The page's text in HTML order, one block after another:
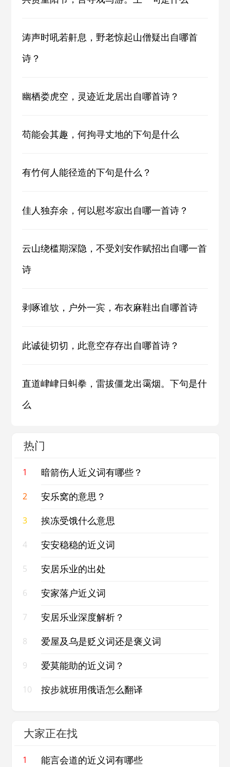
涛声时吼若鼾息，野老惊起山僧疑出自哪首
诗？
幽栖娄虎空，灵迹近龙居出自哪首诗？
苟能会其趣，何拘寻丈地的下句是什么
有竹何人能径造的下句是什么？
佳人独弃余，何以慰岑寂出自哪一首诗？
云山绕槛期深隐，不受刘安作赋招出自哪一首
诗
剥啄谁欤，户外一宾，布衣麻鞋出自哪首诗
此诚徒切切，此意空存存出自哪首诗？
直道峍峍日虯拳，雷拔僵龙出霭烟。下句是什
么
热门
1 暗箭伤人近义词有哪些？
2 安乐窝的意思？
3 挨冻受饿什么意思
4 安安稳稳的近义词
5 安居乐业的出处
6 安家落户近义词
7 安居乐业深度解析？
8 爱屋及乌是贬义词还是褒义词
9 爱莫能助的近义词？
10 按步就班用俄语怎么翻译
大家正在找
1 能言会道的近义词有哪些